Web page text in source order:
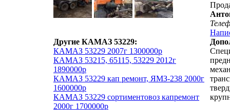
Другие КАМАЗ 53229:
КАМАЗ 53229 2007г 1300000р
КАМАЗ 53215, 65115, 53229 2012г
1890000р
КАМАЗ 53229 кап ремонт, ЯМЗ-238 2000г
1600000р
КАМАЗ 53229 сортиментовоз капремонт
2000г 1700000р